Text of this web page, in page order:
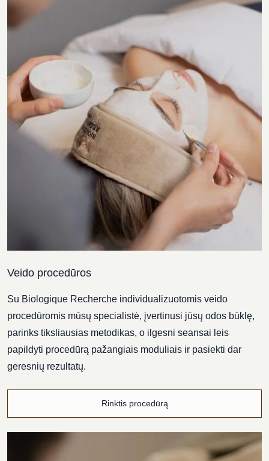
Veido procedūros
Su Biologique Recherche individualizuotomis veido
procedūromis mūsų specialistė, įvertinusi jūsų odos būklę,
parinks tiksliausias metodikas, o ilgesni seansai leis
papildyti procedūrą pažangiais moduliais ir pasiekti dar
geresnių rezultatų.
Rinktis procedūrą